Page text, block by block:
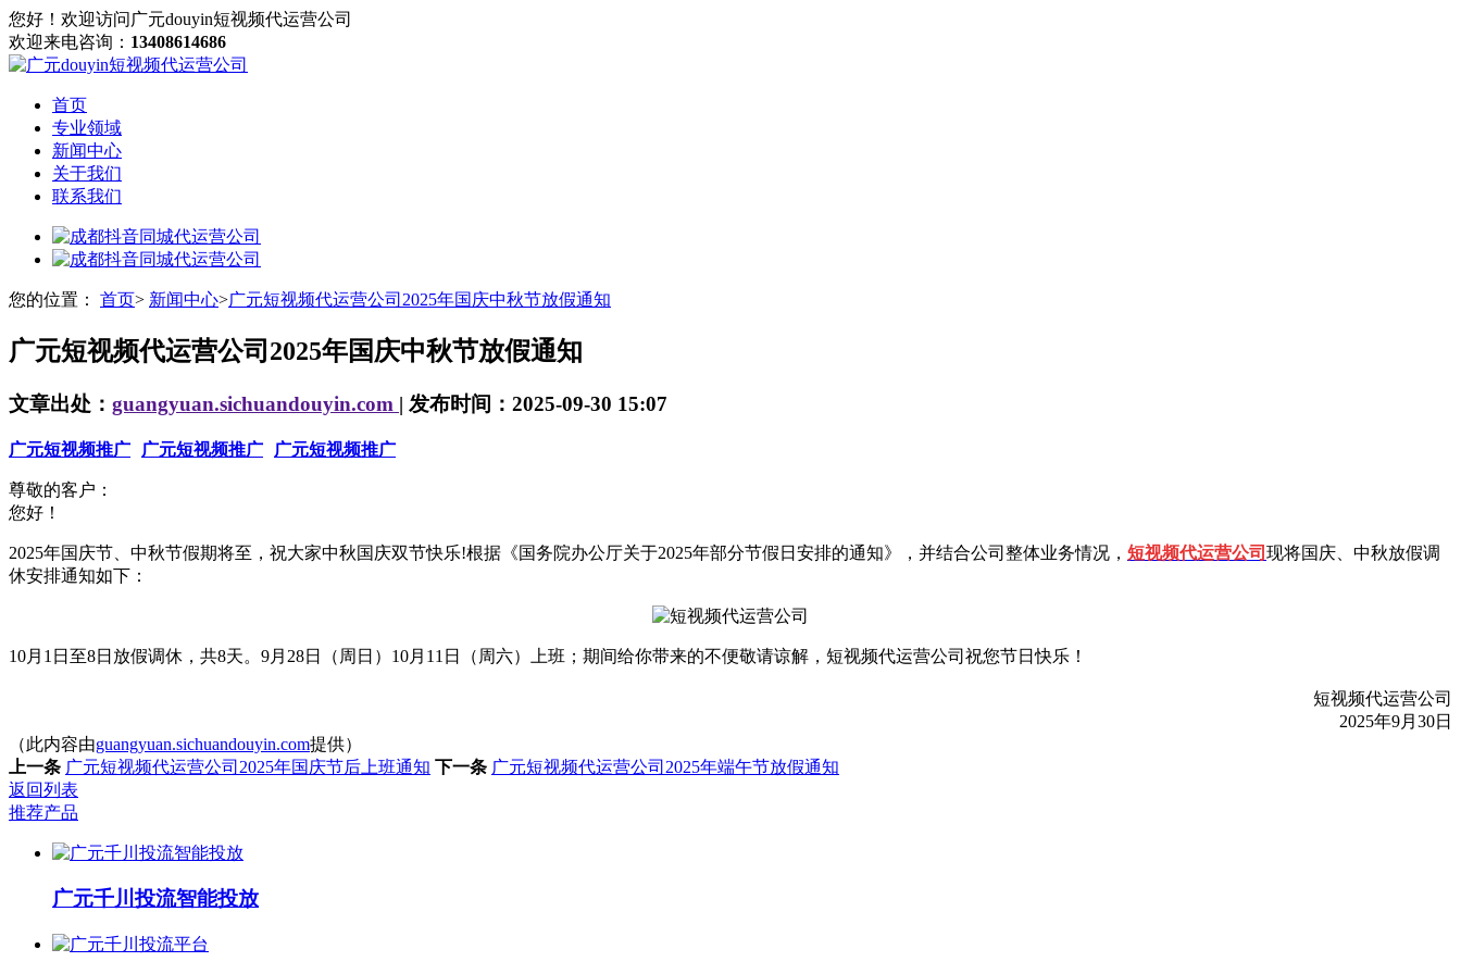
您好！欢迎访问广元douyin短视频代运营公司
欢迎来电咨询： 13408614686
首页
专业领域
新闻中心
关于我们
联系我们
您的位置： 首页> 新闻中心>广元短视频代运营公司2025年国庆中秋节放假通知
广元短视频代运营公司2025年国庆中秋节放假通知
文章出处： guangyuan.sichuandouyin.com | 发布时间：2025-09-30 15:07
广元短视频推广 广元短视频推广 广元短视频推广
尊敬的客户：
您好！
2025年国庆节、中秋节假期将至，祝大家中秋国庆双节快乐!根据《国务院办公厅关于2025年部分节假日安排的通知》，并结合公司整体业务情况， 短视频代运营公司 现将国庆、中秋放假调
休安排通知如下：
10月1日至8日放假调休，共8天。9月28日（周日）10月11日（周六）上班；期间给你带来的不便敬请谅解，短视频代运营公司祝您节日快乐！
短视频代运营公司
2025年9月30日
（此内容由guangyuan.sichuandouyin.com提供）
上一条 广元短视频代运营公司2025年国庆节后上班通知 下一条 广元短视频代运营公司2025年端午节放假通知
返回列表
推荐产品
广元千川投流智能投放